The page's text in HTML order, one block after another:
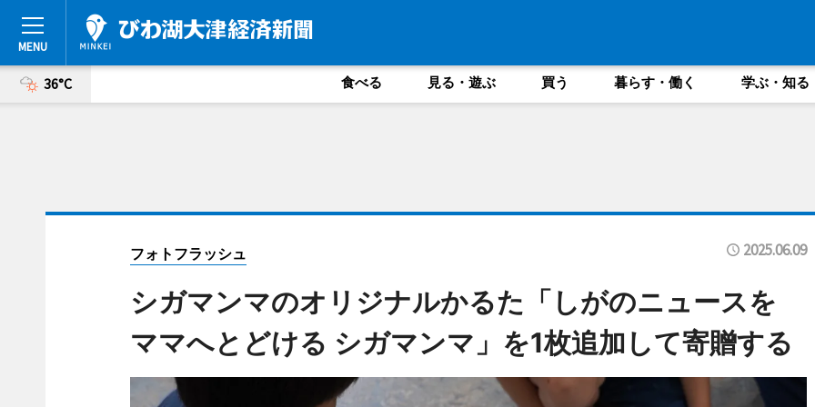
36°C 食べる 見る・遊ぶ 買う 暮らす・働く 学ぶ・知る
フォトフラッシュ 2025.06.09
シガマンマのオリジナルかるた「しがのニュースを
ママへとどける シガマンマ」を1枚追加して寄贈する